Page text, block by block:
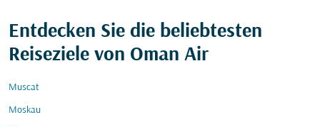
Entdecken Sie die beliebtesten
Reiseziele von Oman Air
Muscat
Moskau